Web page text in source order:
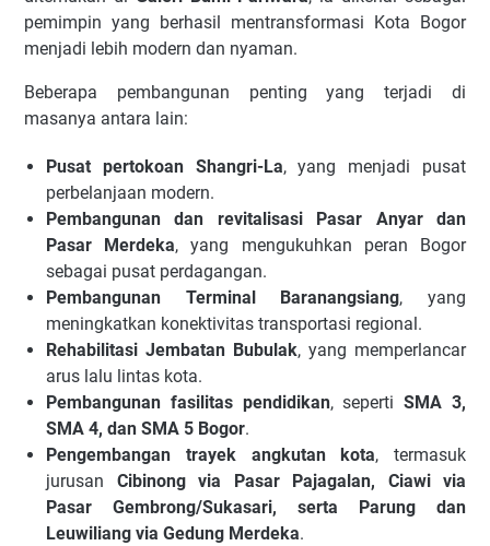
pemimpin yang berhasil mentransformasi Kota Bogor
menjadi lebih modern dan nyaman.
Beberapa pembangunan penting yang terjadi di
masanya antara lain:
Pusat pertokoan Shangri-La, yang menjadi pusat
perbelanjaan modern.
Pembangunan dan revitalisasi Pasar Anyar dan
Pasar Merdeka, yang mengukuhkan peran Bogor
sebagai pusat perdagangan.
Pembangunan Terminal Baranangsiang, yang
meningkatkan konektivitas transportasi regional.
Rehabilitasi Jembatan Bubulak, yang memperlancar
arus lalu lintas kota.
Pembangunan fasilitas pendidikan, sepertiSMA 3,
SMA 4, dan SMA 5 Bogor.
Pengembangan trayek angkutan kota, termasuk
jurusan Cibinong via Pasar Pajagalan, Ciawi via
Pasar Gembrong/Sukasari, serta Parung dan
Leuwiliang via Gedung Merdeka.